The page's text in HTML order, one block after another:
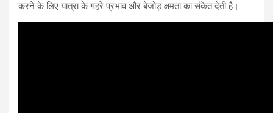
करने के लिए यात्रा के गहरे प्रभाव और बेजोड़ क्षमता का संकेत देती है।